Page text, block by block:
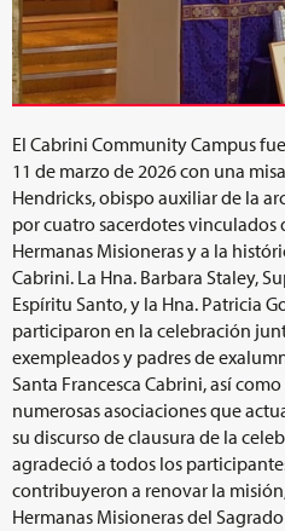
El Cabrini Community Campus
11 de marzo de 2026 con una
Hendricks, obispo auxiliar de la
por cuatro sacerdotes vinculados
Hermanas Misioneras y a la
Cabrini. La Hna. Barbara Staley,
Espíritu Santo, y la Hna. Patricia
participaron en la celebración
exempleados y padres de
Santa Francesca Cabrini, así
numerosas asociaciones que
su discurso de clausura de la
agradeció a todos los
contribuyeron a renovar la
Hermanas Misioneras del